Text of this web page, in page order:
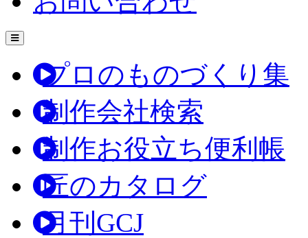
プロのものづくり集
制作会社検索
制作お役立ち便利帳
匠のカタログ
月刊GCJ